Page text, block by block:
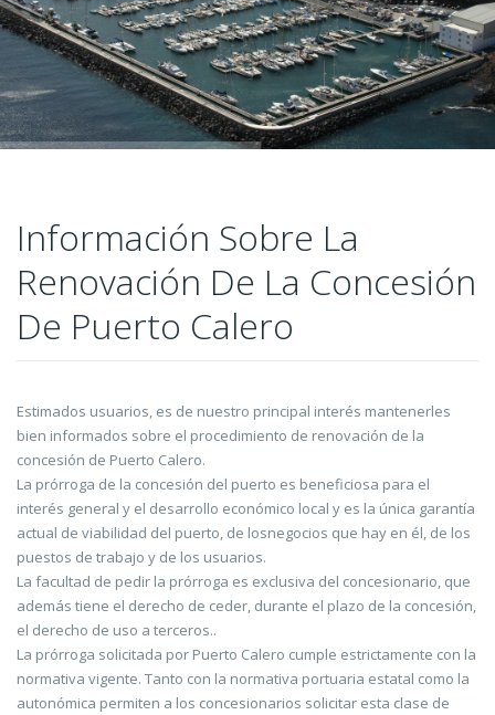
Información Sobre La
Renovación De La Concesión
De Puerto Calero
Estimados usuarios, es de nuestro principal interés mantenerles
bien informados sobre el procedimiento de renovación de la
concesión de Puerto Calero.
La prórroga de la concesión del puerto es beneficiosa para el
interés general y el desarrollo económico local y es la única garantía
actual de viabilidad del puerto, de losnegocios que hay en él, de los
puestos de trabajo y de los usuarios.
La facultad de pedir la prórroga es exclusiva del concesionario, que
además tiene el derecho de ceder, durante el plazo de la concesión,
el derecho de uso a terceros..
La prórroga solicitada por Puerto Calero cumple estrictamente con la
normativa vigente. Tanto con la normativa portuaria estatal como la
autonómica permiten a los concesionarios solicitar esta clase de